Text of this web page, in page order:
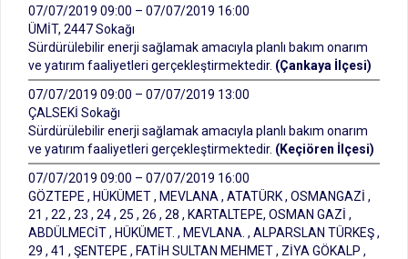
07/07/2019 09:00 – 07/07/2019 16:00
ÜMİT, 2447 Sokağı
Sürdürülebilir enerji sağlamak amacıyla planlı bakım onarım
ve yatırım faaliyetleri gerçekleştirmektedir. (Çankaya İlçesi)
07/07/2019 09:00 – 07/07/2019 13:00
ÇALSEKİ Sokağı
Sürdürülebilir enerji sağlamak amacıyla planlı bakım onarım
ve yatırım faaliyetleri gerçekleştirmektedir. (Keçiören İlçesi)
07/07/2019 09:00 – 07/07/2019 16:00
GÖZTEPE , HÜKÜMET , MEVLANA , ATATÜRK , OSMANGAZİ ,
21 , 22 , 23 , 24 , 25 , 26 , 28 , KARTALTEPE, OSMAN GAZİ ,
ABDÜLMECİT , HÜKÜMET. , MEVLANA. , ALPARSLAN TÜRKEŞ ,
29 , 41 , ŞENTEPE , FATİH SULTAN MEHMET , ZİYA GÖKALP ,